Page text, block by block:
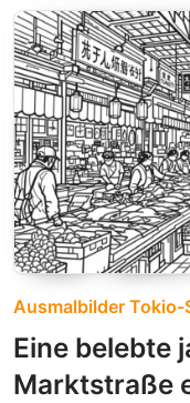
Ausmalbilder Tokio-
Eine belebte
Marktstraße